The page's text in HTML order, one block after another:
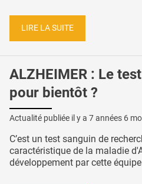
LIRE LA SUITE
ALZHEIMER : Le
pour bientôt ?
Actualité publiée il y a 7 années 6
C’est un test sanguin de
caractéristique de la maladie
développement par cette